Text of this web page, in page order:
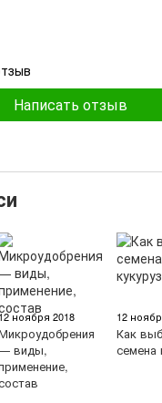
Написать отзыв
12 ноября 2018
виды,
12
Как
семена